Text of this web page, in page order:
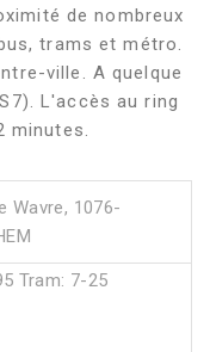
de nombreux
trams et métro.
ville. A quelque
L'accès au ring
minutes.
Wavre, 1076-
Tram: 7-25